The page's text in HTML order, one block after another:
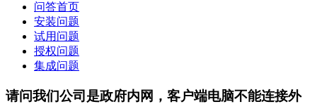
问答首页
安装问题
试用问题
授权问题
集成问题
请问我们公司是政府内网，客户端电脑不能连接外